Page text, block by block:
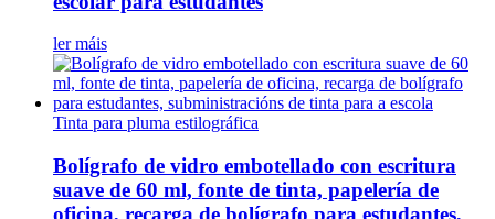
ler máis
Tinta para pluma estilográfica
Bolígrafo de vidro embotellado con escritura
suave de 60 ml, fonte de tinta, papelería de
oficina, recarga de bolígrafo para estudantes,